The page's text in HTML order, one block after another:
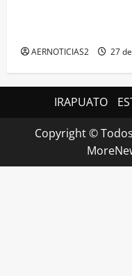
AERNOTICIAS2 27
IRAPUATO
Copyright ©